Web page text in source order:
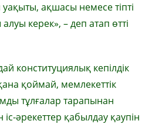
ақшасы немесе тіпті
керек», – деп атап өтті
конституциялық кепілдік
қоймай, мемлекеттік
тұлғалар тарапынан
әрекеттер қабылдау қаупін